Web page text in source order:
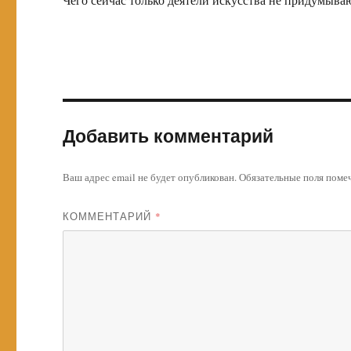
Добавить комментарий
Ваш адрес email не будет опубликован.Обязательные поля
КОММЕНТАРИЙ *